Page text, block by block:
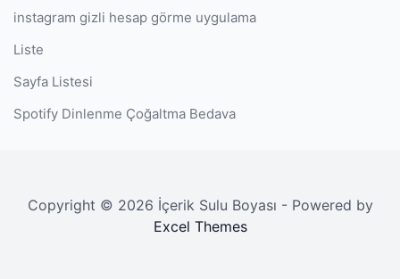
instagram gizli hesap görme uygulama
Liste
Sayfa Listesi
Spotify Dinlenme Çoğaltma Bedava
Copyright © 2026 İçerik Sulu Boyası - Powered by
Excel Themes